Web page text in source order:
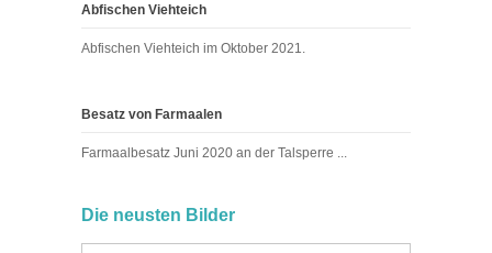
Abfischen Viehteich
Abfischen Viehteich im Oktober 2021.
Besatz von Farmaalen
Farmaalbesatz Juni 2020 an der Talsperre ...
Die neusten Bilder